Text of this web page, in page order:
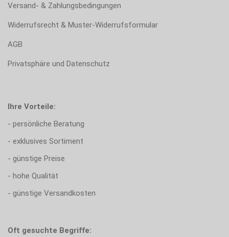
Versand- & Zahlungsbedingungen
Widerrufsrecht & Muster-Widerrufsformular
AGB
Privatsphäre und Datenschutz
Ihre Vorteile:
- persönliche Beratung
- exklusives Sortiment
- günstige Preise
- hohe Qualität
- günstige Versandkosten
Oft gesuchte Begriffe: